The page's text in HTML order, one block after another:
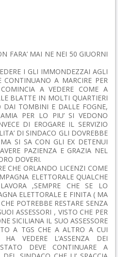
FARA’ MAI NE NEI 50 GIUORNI
I GLI IMMONDEZZAI AGLI
CONTINUANO A MARCIRE PER
A VEDERE COME A
BLATTE IN MOLTI QUARTIERI
DAI TOMBINI E DALLE FOGNE,
PER LO PIU’ SI VEDONO
DI EROGARE IL SERVIZIO
DI SINDACO GLI DOVREBBE
SI SA CON GLI EX DETENUI
PAZIENZA E GRAZIA NEL
DOVERI.
CHE ORLANDO LICENZI COME
ELETTORALE QUALCHE
,SEMPRE CHE SE LO
ELETTORALE E FINITA ( MA
POTREBBE RESTARE SENZA
ASSESSORI , VISTO CHE PER
SICILIANA IL SUO ASSESSORE
A TGS CHE A ALTRO A CUI
VEDERE L’ASSENZA DEI
DEVE CONTINUARE A